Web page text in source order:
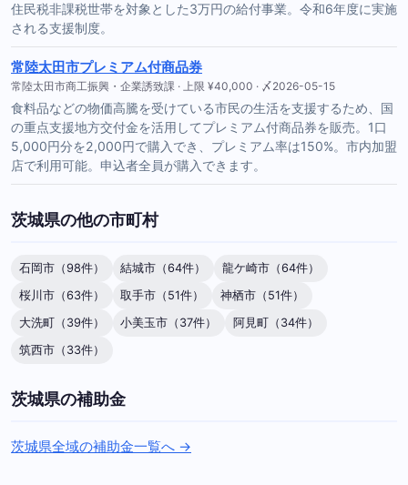
住民税非課税世帯を対象とした3万円の給付事業。令和6年度に実施
される支援制度。
常陸太田市プレミアム付商品券
常陸太田市商工振興・企業誘致課 · 上限 ¥40,000 · 〆2026-05-15
食料品などの物価高騰を受けている市民の生活を支援するため、国
の重点支援地方交付金を活用してプレミアム付商品券を販売。1口
5,000円分を2,000円で購入でき、プレミアム率は150%。市内加盟
店で利用可能。申込者全員が購入できます。
茨城県の他の市町村
石岡市（98件） 結城市（64件）
龍ケ崎市（64件）
桜川市（63件）
取手市（51件）
神栖市（51件）
大洗町（39件）
小美玉市（37件）
阿見町（34件）
筑西市（33件）
茨城県の補助金
茨城県全域の補助金一覧へ →